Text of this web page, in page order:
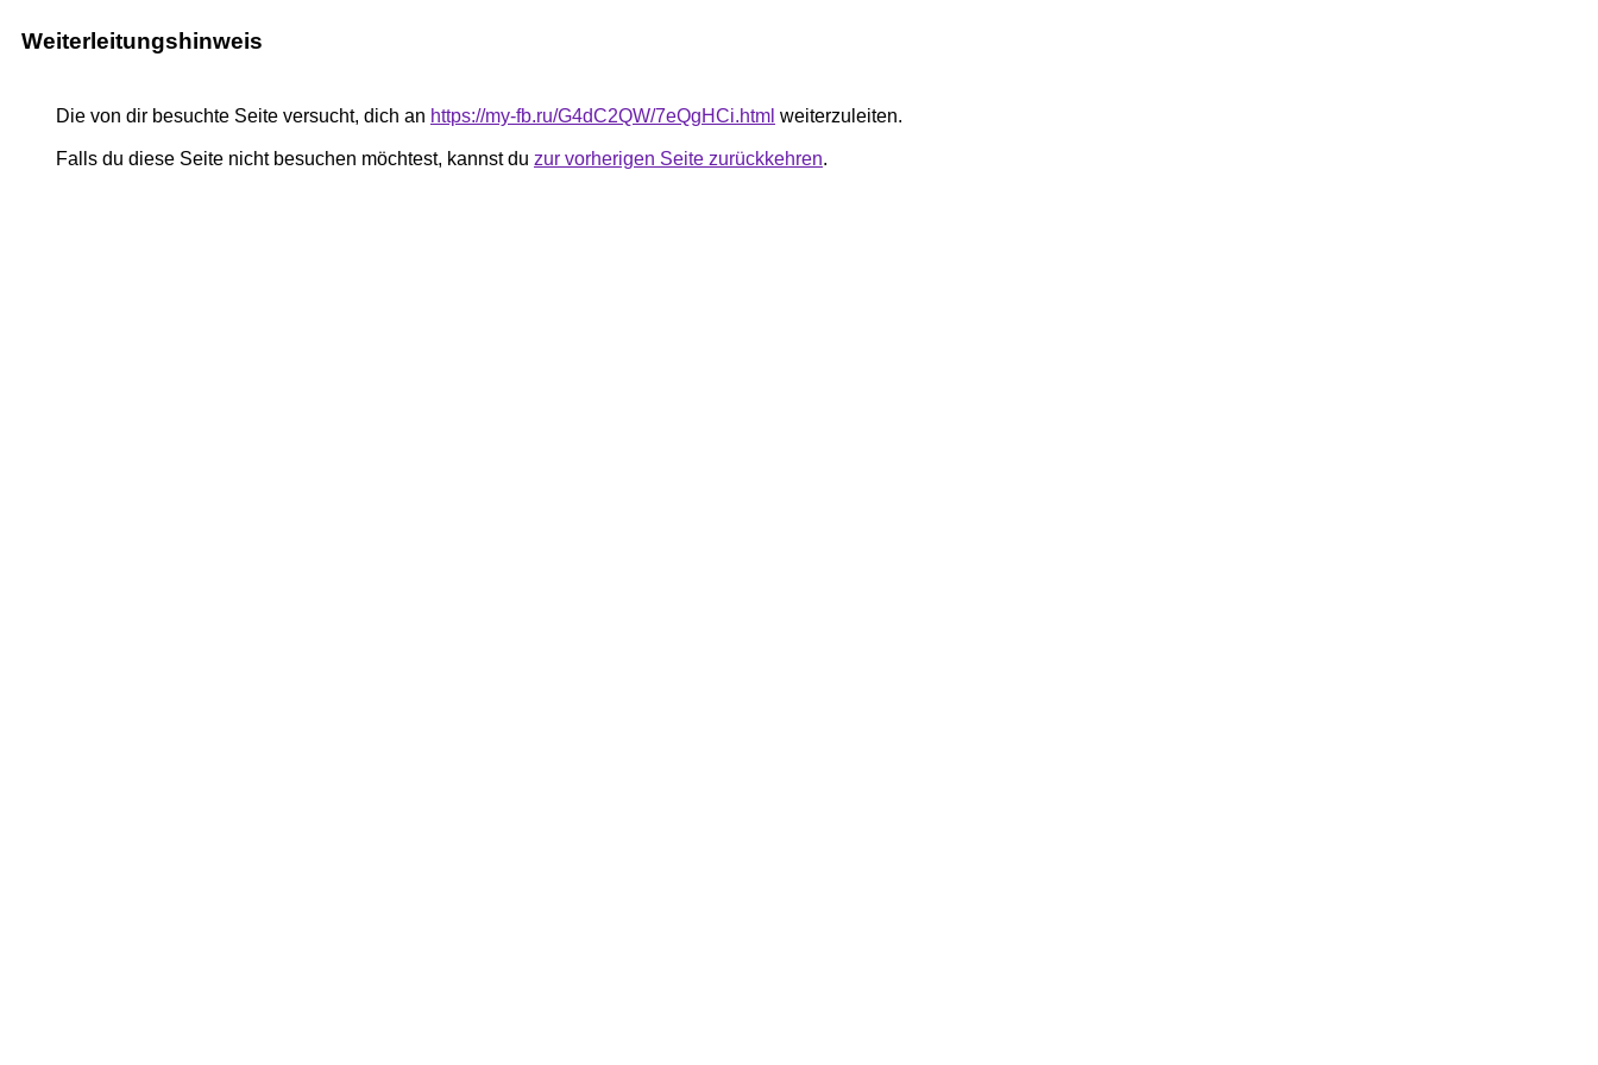
Weiterleitungshinweis
Die von dir besuchte Seite versucht, dich an https://my-fb.ru/G4dC2QW/7eQgHCi.html weiterzuleiten.
Falls du diese Seite nicht besuchen möchtest, kannst du zur vorherigen Seite zurückkehren.